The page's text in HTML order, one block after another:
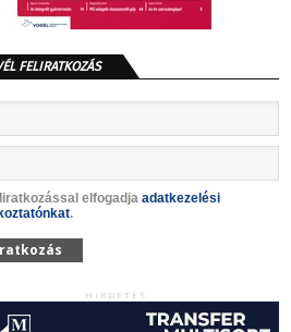
FELIRATKOZÁS
elfogadja adatkezelési
.
HIRDETÉS